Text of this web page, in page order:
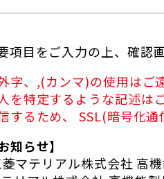
項目をご入力の上、確認
字、,(カンマ)の使用はご
を特定するような記述は
するため、 SSL(暗号化
知らせ】
マテリアル株式会社 高